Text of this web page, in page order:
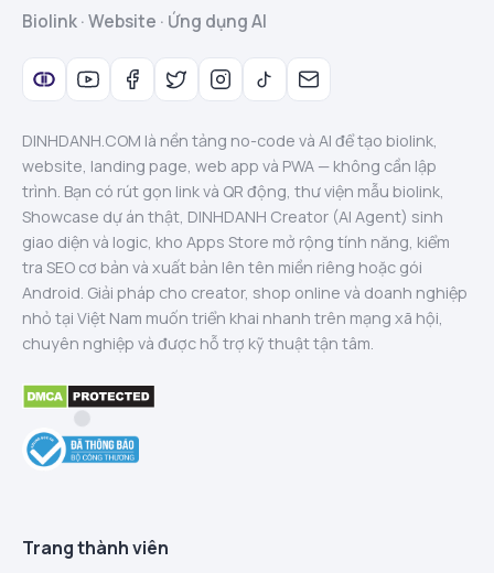
Biolink · Website · Ứng dụng AI
DINHDANH.COM là nền tảng no-code và AI để tạo biolink,
website, landing page, web app và PWA — không cần lập
trình. Bạn có rút gọn link và QR động, thư viện mẫu biolink,
Showcase dự án thật, DINHDANH Creator (AI Agent) sinh
giao diện và logic, kho Apps Store mở rộng tính năng, kiểm
tra SEO cơ bản và xuất bản lên tên miền riêng hoặc gói
Android. Giải pháp cho creator, shop online và doanh nghiệp
nhỏ tại Việt Nam muốn triển khai nhanh trên mạng xã hội,
chuyên nghiệp và được hỗ trợ kỹ thuật tận tâm.
Trang thành viên